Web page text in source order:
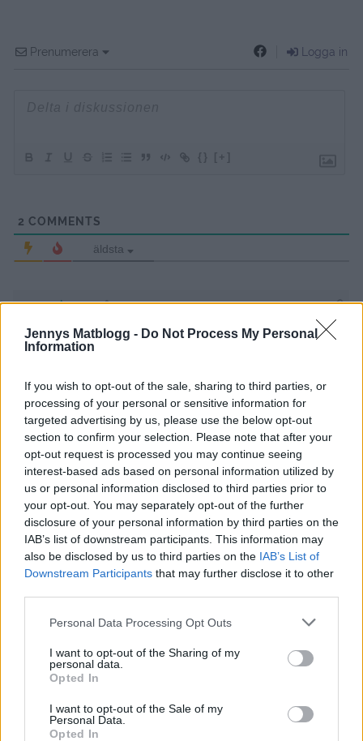
Jennys Matblogg - Do Not Process My Personal
Information
If you wish to opt-out of the sale, sharing to third parties, or
processing of your personal or sensitive information for
targeted advertising by us, please use the below opt-out
section to confirm your selection. Please note that after your
opt-out request is processed you may continue seeing
interest-based ads based on personal information utilized by
us or personal information disclosed to third parties prior to
your opt-out. You may separately opt-out of the further
disclosure of your personal information by third parties on the
IAB’s list of downstream participants. This information may
also be disclosed by us to third parties on the IAB’s List of
Downstream Participants that may further disclose it to other
Personal Data Processing Opt Outs
I want to opt-out of the Sharing of my
personal data.
Opted In
I want to opt-out of the Sale of my
Personal Data.
Opted In
Prenumerera Logga in
{} [+]
2 COMMENTS
äldsta
Anna
13 år sedan
senast nu ikväll 🙂 Tycker de smakar väldigt lika vanliga
ostbågar faktiskt, fast kanske en aning sprödare – men
man äter ju med ögat oxå och det är ju godare att äta
hjärtan än en krokig båge 😀
Trevlig helg!
0 Svara
Annika
13 år sedan
Mmmmums. Du är bäst på att ta fina mat och
godisbilder;)
Svara